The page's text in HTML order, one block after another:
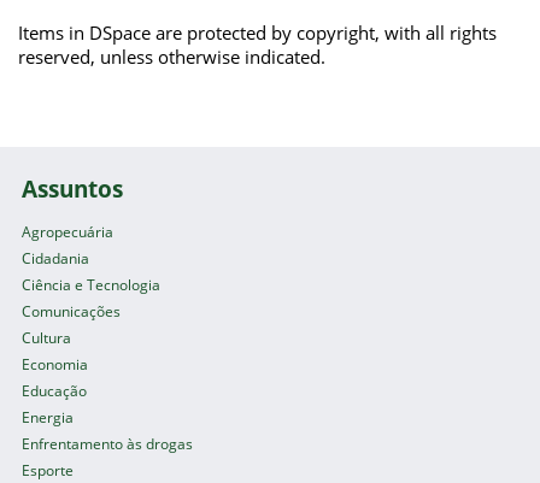
Items in DSpace are protected by copyright, with all rights
reserved, unless otherwise indicated.
Assuntos
Agropecuária
Cidadania
Ciência e Tecnologia
Comunicações
Cultura
Economia
Educação
Energia
Enfrentamento às drogas
Esporte